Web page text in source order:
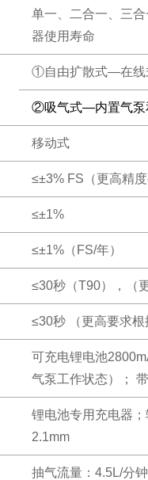
单一、二合一、三
器使用寿命
①自由扩散式—在线
②吸气式—内置气泵
移动式
≤±3% FS（更高精
≤±1%
≤±1%（FS/年）
≤30秒（T90），（
≤30秒 （更高要求根
可充电锂电池
气泵工作状态）；
锂电池专用充电器
2.1mm
抽气流量：4.5L/分